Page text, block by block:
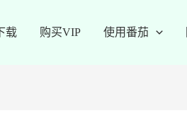
载 购买VIP 使用番茄